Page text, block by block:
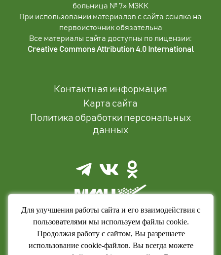
больница № 7» МЗКК
При использовании материалов с сайта ссылка на
первоисточник обязательна
Все материалы сайта доступны по лицензии:
Creative Commons Attribution 4.0 International
Для улучшения работы сайта и его взаимодействия с
пользователями мы используем файлы cookie.
Продолжая работу с сайтом, Вы разрешаете
использование cookie-файлов. Вы всегда можете
Контактная информация
Карта сайта
Политика обработки персональных
данных